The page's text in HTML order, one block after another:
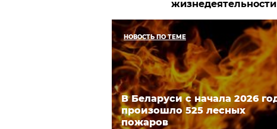
НОВОСТЬ ПО ТЕМЕ
В Беларуси с начала 2026
произошло 525 лесных
пожаров